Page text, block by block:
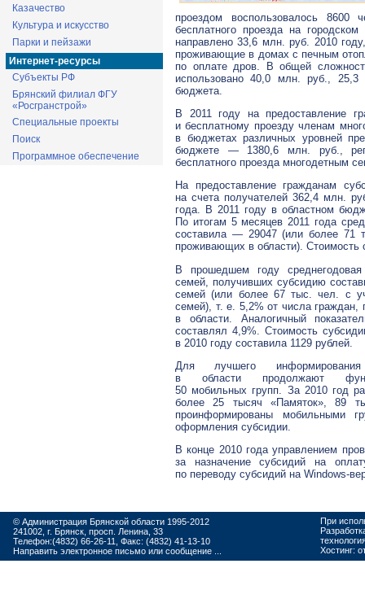
Казачество
Культура и искусство
Парки и пейзажи
Интернет-ресурсы
Субъекты РФ
Брянский филиал ФГУ
«Росгранстрой»
Специальные проекты
Поиск
Программное обеспечение
проездом воспользовалось 8600
бесплатного проезда на
направлено 33,6 млн. руб. 2010
проживающие в домах с печным
по оплате дров. В общей
использовано 40,0 млн. руб.,
бюджета.
В 2011 году на предоставление
и бесплатному проезду членам
в бюджетах различных уровней
бюджете — 1380,6 млн. руб.,
бесплатного проезда многодетным
На предоставление гражданам
на счета получателей 362,4 млн.
года. В 2011 году в областном
По итогам 5 месяцев 2011 года
составила — 29047 (или более
проживающих в области). Стоимость
В прошедшем году среднегодовая
семей, получивших субсидию
семей (или более 67 тыс. чел. с
семей), т. е. 5,2% от числа
в области. Аналогичный
составлял 4,9%. Стоимость
в 2010 году составила 1129 рублей.
Для лучшего
в области продолжают
50 мобильных групп. За 2010 год
более 25 тысяч «Памяток», 89
проинформированы мобильными
оформления субсидии.
В конце 2010 года управлением
за назначение субсидий на
по переводу субсидий на Windows-
© Администрация Брянской области 1995-2012
241002, г. Брянск, просп. Ленина, 33
Телефон:(4832) 66-26-11, Факс: (4832) 41-13-10
Направить электронное письмо или сообщение ...
При
Хостинг: